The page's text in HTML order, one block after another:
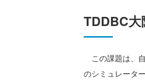
TDDBC大
この課題は、
のシミュレータ